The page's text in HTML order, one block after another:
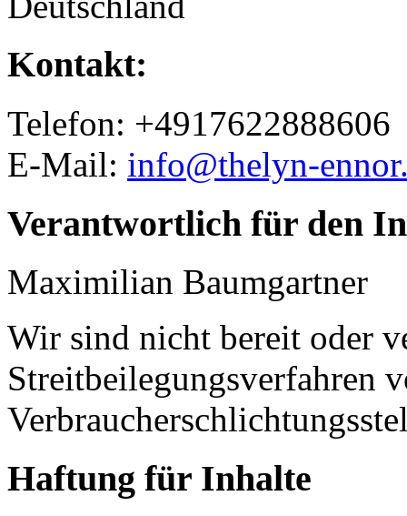
Kontakt:
Telefon: +4917622888606
E-Mail: info@thelyn-
Verantwortlich für den
Maximilian Baumgartner
Wir sind nicht bereit oder
Streitbeilegungsverfahren
Haftung für Inhalte